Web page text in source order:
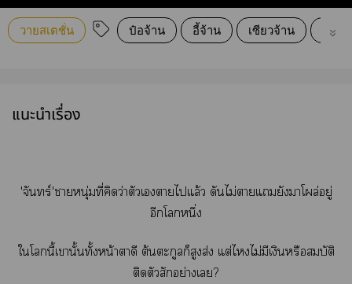
วายสเตชั่น ป๋อจ้าน อี้จ้าน เซียวจ้าน อี้ป๋อ
แนะนำเรื่อง
'จันทร์'าหนุ่มที่คิดว่าตัวเาไแล้ว ดันไม่าแยังาโผล่อยู่
อีกโหนึ่ง
ใโนี้เานั้นทั้งหน้าตาดี ต้นตะกูลก็สูงส่ง แต่ไไม่มีเงินหรือสมบัติ
ติดตัวสักอย่างเ?